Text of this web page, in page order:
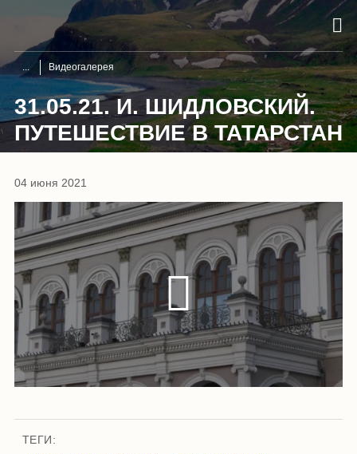
Видеогалерея
31.05.21. И. ШИДЛОВСКИЙ.
ПУТЕШЕСТВИЕ В ТАТАРСТАН
04 июня 2021
ТЕГИ: